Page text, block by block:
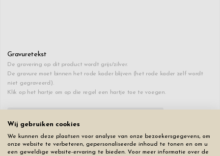
Gravuretekst
De gravering op dit product wordt grijs/zilver.
De gravure moet binnen het rode kader blijven (het rode kader zelf wordt
niet gegraveerd).
Klik op het hartje om op die regel een hartje toe te voegen.
0/30 ♥ +€ 2,50
Wij gebruiken cookies
We kunnen deze plaatsen voor analyse van onze bezoekersgegevens, om
onze website te verbeteren, gepersonaliseerde inhoud te tonen en om u
een geweldige website-ervaring te bieden. Voor meer informatie over de